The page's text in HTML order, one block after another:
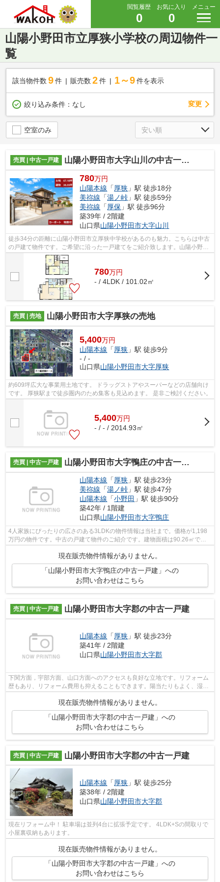
閲覧履歴
0
お気に入り
0
メニュー
山陽小野田市立厚狭小学校の周辺物件一
覧
該当物件数 9件 販売数 2 件 1～9 件を表示
絞り込み条件： なし 変更
空室のみ
売買 | 中古一戸建 山陽小野田市大字山川の中古一戸建
780万円
山陽本線 「厚狭 」駅 徒歩18分
美祢線 「湯ノ峠 」駅 徒歩59分
美祢線 「厚保 」駅 徒歩96分
築39年 / 2階建
山口県山陽小野田市大字山川
徒歩34分の距離に山陽小野田市立厚狭中学校があるのも魅力。こちらは中古
の戸建て物件です。ご希望に沿った一戸建てをご紹介致します。山陽小野田
市の山陽本線厚狭付近でマイホームの...
780万円
- / 4LDK / 101.02㎡
売買 | 売地 山陽小野田市大字厚狭の売地
5,400万円
山陽本線 「厚狭 」駅 徒歩9分
- / -
山口県山陽小野田市大字厚狭
約609坪広大な事業用土地です。 ドラッグストアやスーパーなどの店舗向け
です。 厚狭駅まで徒歩圏内のため集客も見込めます。 是非ご検討ください。
5,400万円
- / - / 2014.93㎡
売買 | 中古一戸建 山陽小野田市大字鴨庄の中古一戸建
山陽本線 「厚狭 」駅 徒歩23分
美祢線 「湯ノ峠 」駅 徒歩47分
山陽本線 「小野田 」駅 徒歩90分
築42年 / 1階建
山口県山陽小野田市大字鴨庄
4人家族にぴったりの広さのある3LDKの物件情報は当社まで。価格が1,198
万円の物件です。中古の戸建て物件のご紹介です。建物面積は90.26㎡で
現在販売物件情報がありません。
「山陽小野田市大字鴨庄の中古一戸建」への
お問い合わせはこちら
売買 | 中古一戸建 山陽小野田市大字郡の中古一戸建
山陽本線 「厚狭 」駅 徒歩23分
築41年 / 2階建
山口県山陽小野田市大字郡
下関方面，宇部方面、山口方面へのアクセスも良好な立地です。リフォーム
歴もあり、リフォーム費用も抑えることもできます。陽当たりもよく、湿気
も比較的少ない立地です。今なら期間...
現在販売物件情報がありません。
「山陽小野田市大字郡の中古一戸建」への
お問い合わせはこちら
売買 | 中古一戸建 山陽小野田市大字郡の中古一戸建
山陽本線 「厚狭 」駅 徒歩25分
築38年 / 2階建
山口県山陽小野田市大字郡
現在リフォーム中！ 駐車場は並列4台に拡張予定です。 4LDK+Sの間取りで
小屋裏収納もあります。
現在販売物件情報がありません。
「山陽小野田市大字郡の中古一戸建」への
お問い合わせはこちら